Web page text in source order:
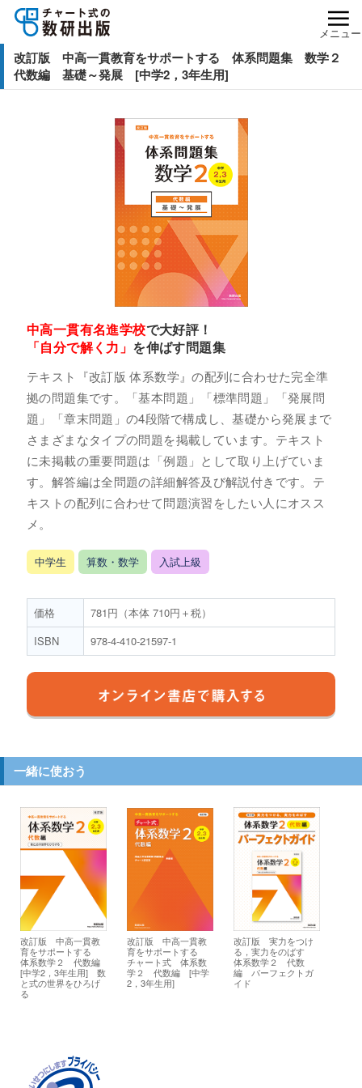
メニュー
改訂版 中高一貫教育をサポートする 体系問題集 数学２
代数編 基礎～発展 [中学2，3年生用]
中高一貫有名進学校で大好評！
「自分で解く力」 を伸ばす問題集
テキスト『改訂版 体系数学』の配列に合わせた完全準
拠の問題集です。「基本問題」「標準問題」「発展問
題」「章末問題」の4段階で構成し、基礎から発展まで
さまざまなタイプの問題を掲載しています。テキスト
に未掲載の重要問題は「例題」として取り上げていま
す。解答編は全問題の詳細解答及び解説付きです。テ
キストの配列に合わせて問題演習をしたい人にオスス
メ。
中学生 算数・数学 入試上級
価格
781円（本体 710円＋税）
ISBN
978-4-410-21597-1
一緒に使おう
改訂版 中高一貫教
育をサポートする
体系数学２ 代数編
[中学2，3年生用] 数
と式の世界をひろげ
る
改訂版 中高一貫教
育をサポートする
チャート式 体系数
学２ 代数編 [中学
2，3年生用]
改訂版 実力をつけ
る，実力をのばす
体系数学２ 代数
編 パーフェクトガ
イド